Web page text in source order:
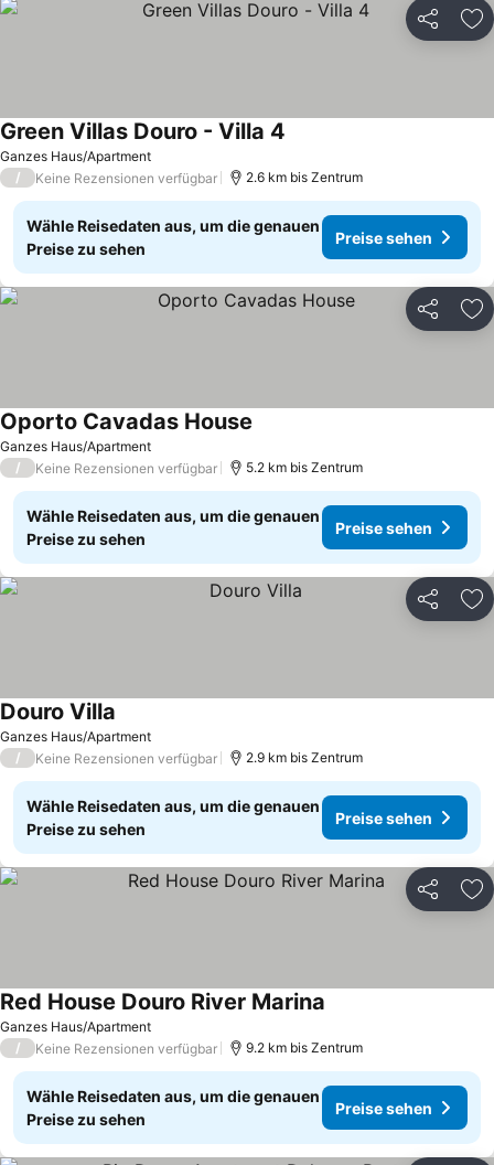
Teilen
Ganzes Haus/Apartment
Green Villas Douro - Villa 4
/ Keine Rezensionen verfügbar 2.6 km bis Zentrum
Wähle Reisedaten aus, um die genauen
Preise zu sehen
Preise sehen
Teilen
Ganzes Haus/Apartment
Oporto Cavadas House
/ Keine Rezensionen verfügbar 5.2 km bis Zentrum
Wähle Reisedaten aus, um die genauen
Preise zu sehen
Preise sehen
Teilen
Ganzes Haus/Apartment
Douro Villa
/ Keine Rezensionen verfügbar 2.9 km bis Zentrum
Wähle Reisedaten aus, um die genauen
Preise zu sehen
Preise sehen
Teilen
Ganzes Haus/Apartment
Red House Douro River Marina
/ Keine Rezensionen verfügbar 9.2 km bis Zentrum
Wähle Reisedaten aus, um die genauen
Preise zu sehen
Preise sehen